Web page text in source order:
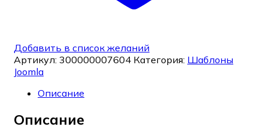
Добавить в список желаний
Артикул: 300000007604 Категория: Шаблоны
Joomla
Описание
Описание